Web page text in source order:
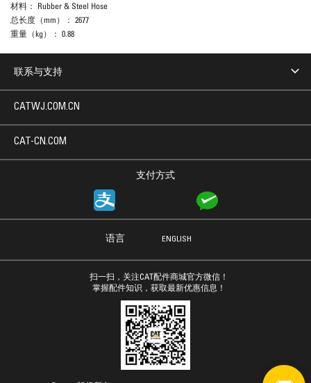
材料： Rubber & Steel Hose
总长度（mm）： 2677
重量（kg）： 0.88
联系与支持
支付方式
CATWJ.COM.CN
CAT-CN.COM
语言 ENGLISH
扫一扫，关注CAT配件商城官方微信！
掌握配件知识，获取最新优惠信息！